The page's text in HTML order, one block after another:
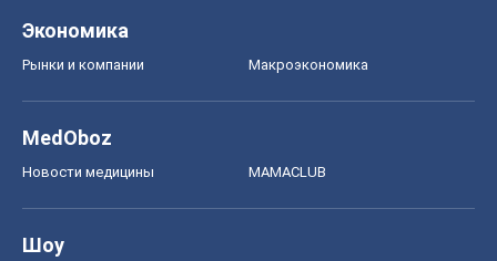
Экономика
Рынки и компании Mакроэкономика
MedOboz
Новости медицины MAMACLUB
Шоу